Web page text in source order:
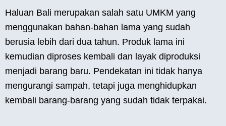
Haluan Bali merupakan salah satu UMKM yang
menggunakan bahan-bahan lama yang sudah
berusia lebih dari dua tahun. Produk lama ini
kemudian diproses kembali dan layak diproduksi
menjadi barang baru. Pendekatan ini tidak hanya
mengurangi sampah, tetapi juga menghidupkan
kembali barang-barang yang sudah tidak terpakai.